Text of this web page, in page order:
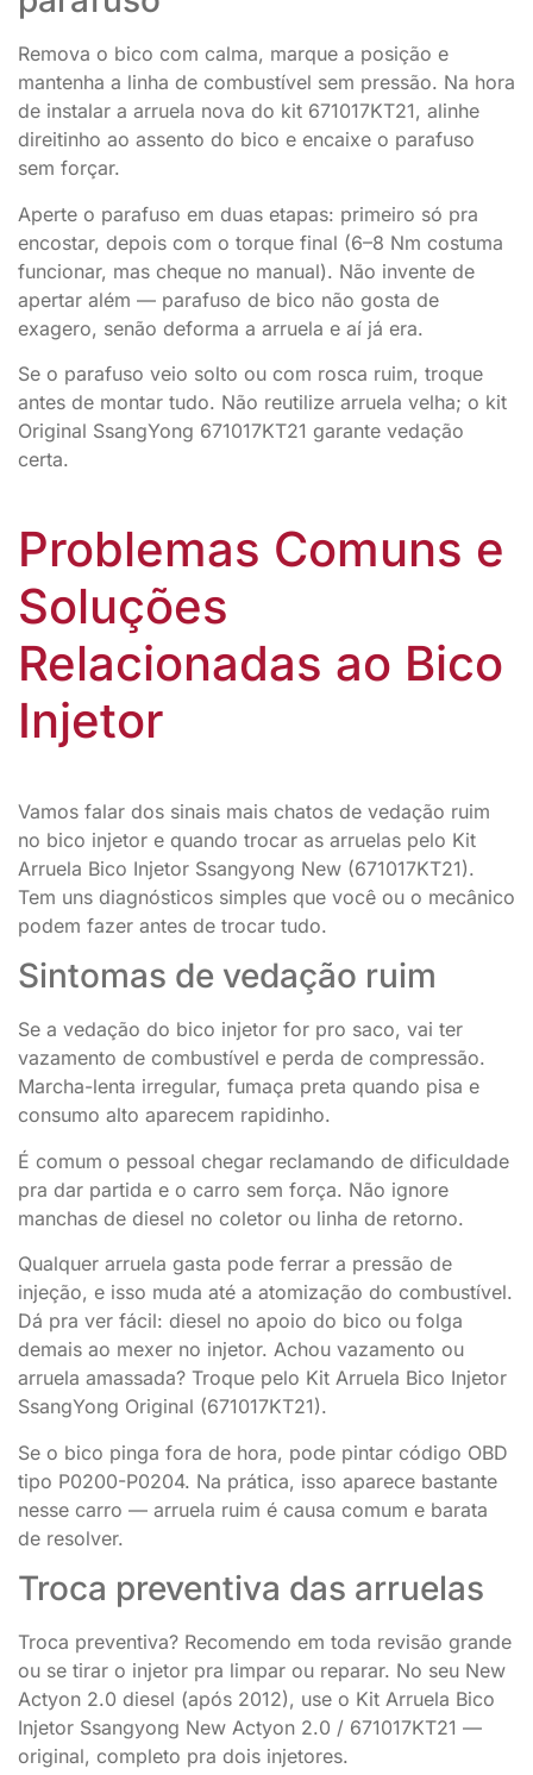
Remova o bico com calma, marque a posição e
mantenha a linha de combustível sem pressão. Na hora
de instalar a arruela nova do kit 671017KT21, alinhe
direitinho ao assento do bico e encaixe o parafuso
sem forçar.
Aperte o parafuso em duas etapas: primeiro só pra
encostar, depois com o torque final (6–8 Nm costuma
funcionar, mas cheque no manual). Não invente de
apertar além — parafuso de bico não gosta de
exagero, senão deforma a arruela e aí já era.
Se o parafuso veio solto ou com rosca ruim, troque
antes de montar tudo. Não reutilize arruela velha; o kit
Original SsangYong 671017KT21 garante vedação
certa.
Problemas Comuns e
Soluções
Relacionadas ao Bico
Injetor
Vamos falar dos sinais mais chatos de vedação ruim
no bico injetor e quando trocar as arruelas pelo Kit
Arruela Bico Injetor Ssangyong New (671017KT21).
Tem uns diagnósticos simples que você ou o mecânico
podem fazer antes de trocar tudo.
Sintomas de vedação ruim
Se a vedação do bico injetor for pro saco, vai ter
vazamento de combustível e perda de compressão.
Marcha-lenta irregular, fumaça preta quando pisa e
consumo alto aparecem rapidinho.
É comum o pessoal chegar reclamando de dificuldade
pra dar partida e o carro sem força. Não ignore
manchas de diesel no coletor ou linha de retorno.
Qualquer arruela gasta pode ferrar a pressão de
injeção, e isso muda até a atomização do combustível.
Dá pra ver fácil: diesel no apoio do bico ou folga
demais ao mexer no injetor. Achou vazamento ou
arruela amassada? Troque pelo Kit Arruela Bico Injetor
SsangYong Original (671017KT21).
Se o bico pinga fora de hora, pode pintar código OBD
tipo P0200-P0204. Na prática, isso aparece bastante
nesse carro — arruela ruim é causa comum e barata
de resolver.
Troca preventiva das arruelas
Troca preventiva? Recomendo em toda revisão grande
ou se tirar o injetor pra limpar ou reparar. No seu New
Actyon 2.0 diesel (após 2012), use o Kit Arruela Bico
Injetor Ssangyong New Actyon 2.0 / 671017KT21 —
original, completo pra dois injetores.